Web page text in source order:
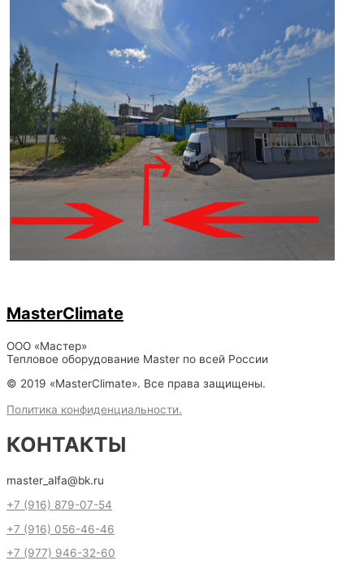
MasterClimate
ООО «Мастер»
Тепловое оборудование Master по всей России
© 2019 «MasterClimate». Все права защищены.
Политика конфиденциальности.
КОНТАКТЫ
master_alfa@bk.ru
+7 (916) 879-07-54
+7 (916) 056-46-46
+7 (977) 946-32-60